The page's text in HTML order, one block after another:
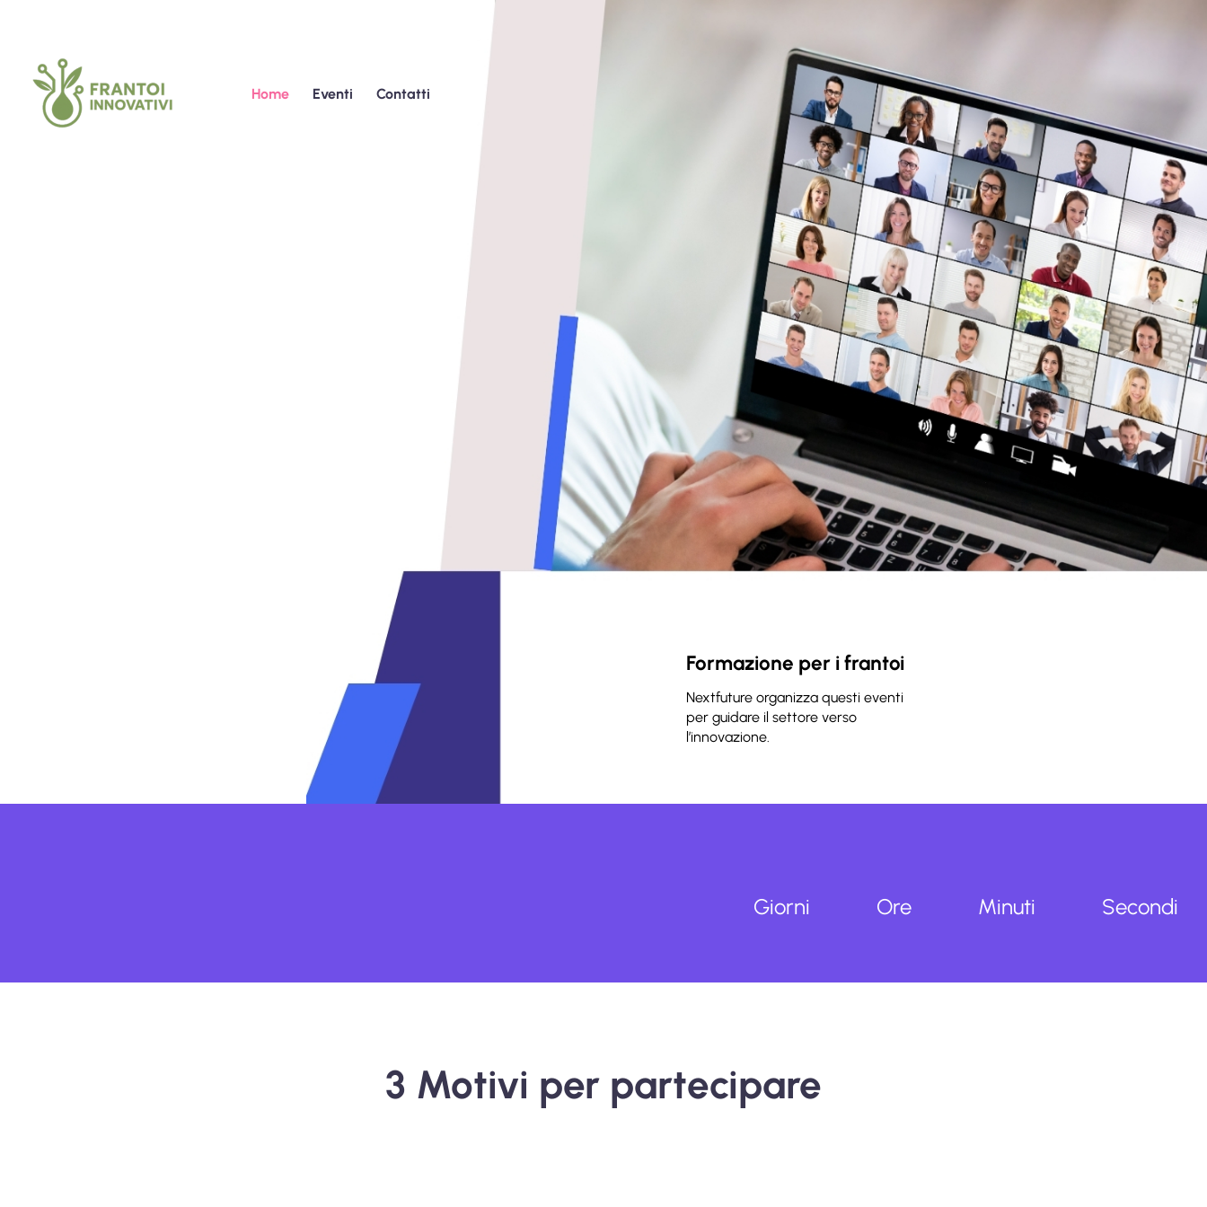
Home Eventi Contatti
Formazione per i frantoi
Nextfuture organizza questi eventi
per guidare il settore verso
l’innovazione.
Giorni Ore Minuti Secondi
3 Motivi per partecipare